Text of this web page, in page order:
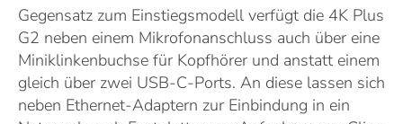
Gegensatz zum Einstiegsmodell verfügt die 4K Plus
G2 neben einem Mikrofonanschluss auch über eine
Miniklinkenbuchse für Kopfhörer und anstatt einem
gleich über zwei USB-C-Ports. An diese lassen sich
neben Ethernet-Adaptern zur Einbindung in ein